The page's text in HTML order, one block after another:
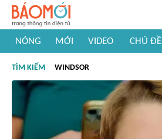
NÓNG MỚI VIDEO CHỦ ĐỀ
#Khám phá thế giới
TÌM KIẾM WINDSOR